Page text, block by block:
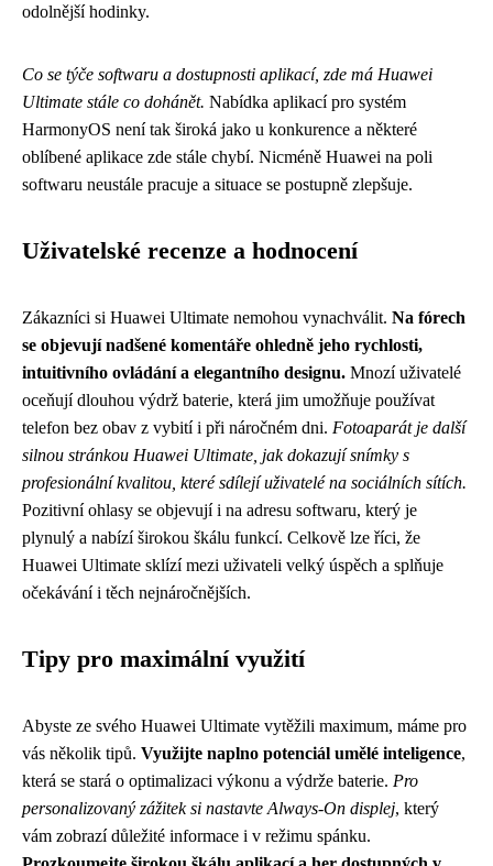
odolnější hodinky.
Co se týče softwaru a dostupnosti aplikací, zde má Huawei
Ultimate stále co dohánět. Nabídka aplikací pro systém
HarmonyOS není tak široká jako u konkurence a některé
oblíbené aplikace zde stále chybí. Nicméně Huawei na poli
softwaru neustále pracuje a situace se postupně zlepšuje.
Uživatelské recenze a hodnocení
Zákazníci si Huawei Ultimate nemohou vynachválit. Na fórech
se objevují nadšené komentáře ohledně jeho rychlosti,
intuitivního ovládání a elegantního designu. Mnozí uživatelé
oceňují dlouhou výdrž baterie, která jim umožňuje používat
telefon bez obav z vybití i při náročném dni. Fotoaparát je další
silnou stránkou Huawei Ultimate, jak dokazují snímky s
profesionální kvalitou, které sdílejí uživatelé na sociálních sítích.
Pozitivní ohlasy se objevují i na adresu softwaru, který je
plynulý a nabízí širokou škálu funkcí. Celkově lze říci, že
Huawei Ultimate sklízí mezi uživateli velký úspěch a splňuje
očekávání i těch nejnáročnějších.
Tipy pro maximální využití
Abyste ze svého Huawei Ultimate vytěžili maximum, máme pro
vás několik tipů. Využijte naplno potenciál umělé inteligence,
která se stará o optimalizaci výkonu a výdrže baterie. Pro
personalizovaný zážitek si nastavte Always-On displej, který
vám zobrazí důležité informace i v režimu spánku.